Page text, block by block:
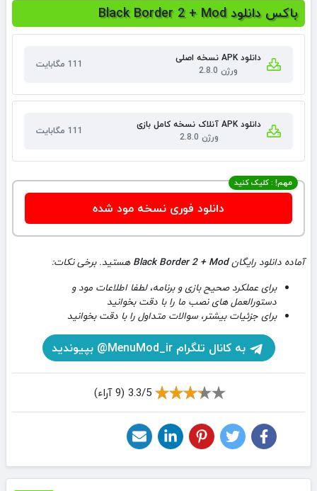
باکس دانلود Black Border 2 + Mod
دانلود APK نسخه اصلی
ورژن 2.8.0
111 مگابایت
دانلود APK آنلاک نسخه کامل بازی
ورژن 2.8.0
111 مگابایت
مهم! : کلیک کنید
دانلود فوری نسخه مود شده
آماده دانلود رایگانBlack Border 2 + Mod هستید. برخی نکات:
برای عملکرد صحیح بازی و برنامه، لطفا اطلاعات مود و
دستورالعمل های نصب ما را با دقت بخوانید
برای جزئیات بیشتر، سوالات متداول را با دقت بخوانید
به کانال تلگرام MenuMod_ir@ بپیوندید
3.3/5 (9 آراء)